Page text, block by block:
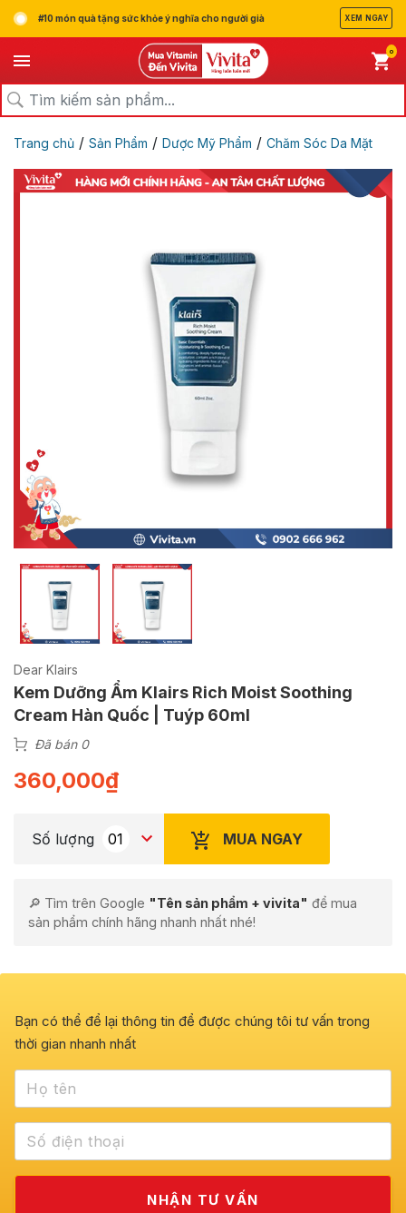
#10 món quà tặng sức khỏe ý nghĩa cho người già XEM NGAY
0
Trang chủ / Sản Phẩm / Dược Mỹ Phẩm / Chăm Sóc Da Mặt
Dear Klairs
Kem Dưỡng Ẩm Klairs Rich Moist Soothing
Cream Hàn Quốc | Tuýp 60ml
Đã bán 0
360,000₫
Số lượng MUA NGAY
🔎 Tìm trên Google "Tên sản phẩm + vivita" để mua
sản phẩm chính hãng nhanh nhất nhé!
Bạn có thể để lại thông tin để được chúng tôi tư vấn trong
thời gian nhanh nhất